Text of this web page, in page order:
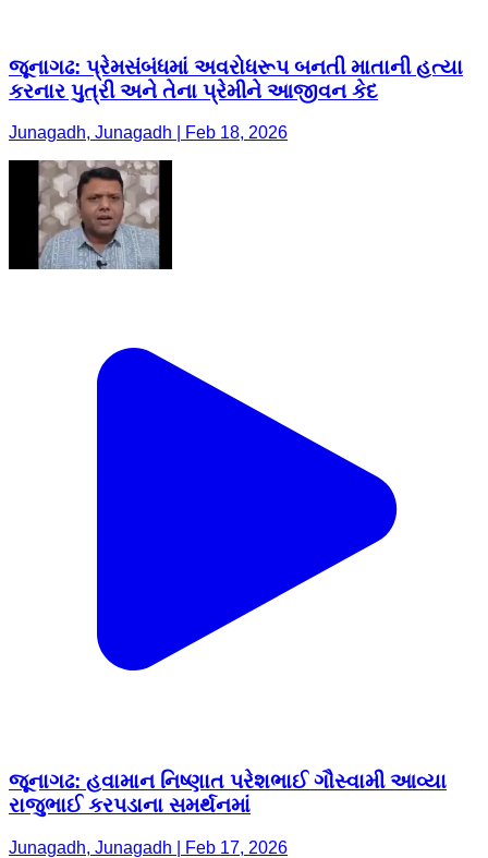
જૂનાગઢ: પ્રેમસંબંધમાં અવરોધરૂપ બનતી માતાની હત્યા
કરનાર પુત્રી અને તેના પ્રેમીને આજીવન કેદ
Junagadh, Junagadh | Feb 18, 2026
જૂનાગઢ: હવામાન નિષ્ણાત પરેશભાઈ ગૌસ્વામી આવ્યા
રાજુભાઈ કરપડાના સમર્થનમાં
Junagadh, Junagadh | Feb 17, 2026